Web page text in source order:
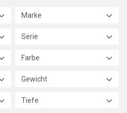
Marke
Serie
Farbe
Gewicht
Tiefe